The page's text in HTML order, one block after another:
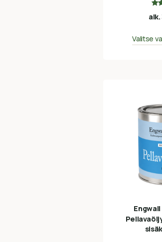
alk.
Valitse